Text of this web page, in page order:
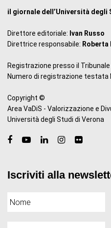
il giornale dell’Università degli
Direttore editoriale: Ivan Russo
Direttrice responsabile: Roberta
Registrazione presso il Tribunale
Numero di registrazione testata
Copyright ©
Area VaDiS - Valorizzazione e
Università degli Studi di Verona
Iscriviti alla